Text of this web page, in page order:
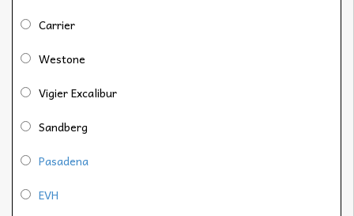
Carrier
Westone
Vigier Excalibur
Sandberg
Pasadena
EVH